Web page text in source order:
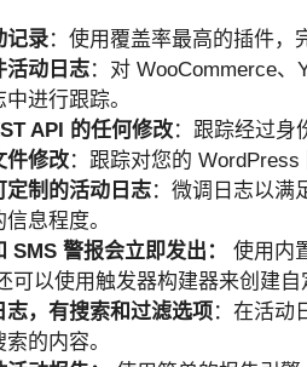
记录：使用覆盖率最高的插件，
活动日志：对 WooCommerce
进行跟踪。
API 的任何修改：跟踪经过身
件修改：跟踪对您的
定制的活动日志：微调日志以满
息程度。
SMS 警报会立即发出：
使用内
可以使用触发器构建器来创建
志，有搜索和过滤选项：在活动
的内容。